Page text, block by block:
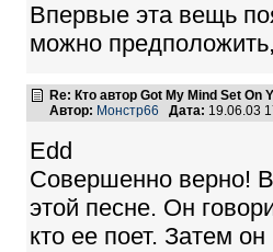
Впервые эта вещь
можно
Re: Кто автор Got My Mind Set On
Автор: Монстр66 Дата: 19.06.03
Edd
Совершенно верно!
этой песне. Он
кто ее поет. Затем